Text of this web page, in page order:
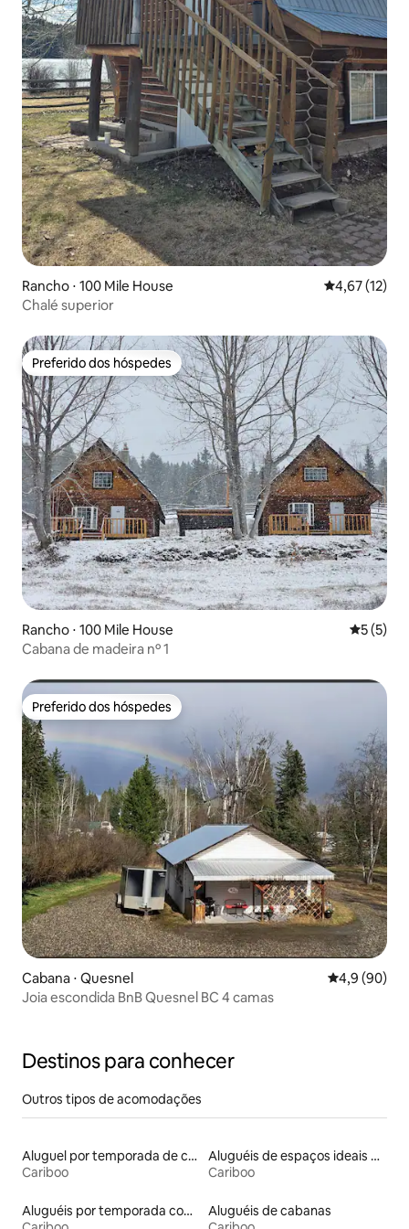
Rancho ⋅ 100 Mile House 4,67 de uma
4,67 (12)
Chalé superior
Preferido dos hóspedes
Preferido dos hóspedes
Rancho ⋅ 100 Mile House 5 de
5 (5)
Cabana de madeira nº 1
Preferido dos hóspedes
Preferido dos hóspedes
Cabana ⋅ Quesnel 4,9 de uma
4,9 (90)
Joia escondida BnB Quesnel BC 4 camas
Destinos para conhecer
Outros tipos de acomodações
Aluguel por temporada de casas de hóspedes
Cariboo
Aluguéis de espaços ideais para famílias
Cariboo
Aluguéis por temporada com banheira de hidromassagem
Aluguéis de cabanas